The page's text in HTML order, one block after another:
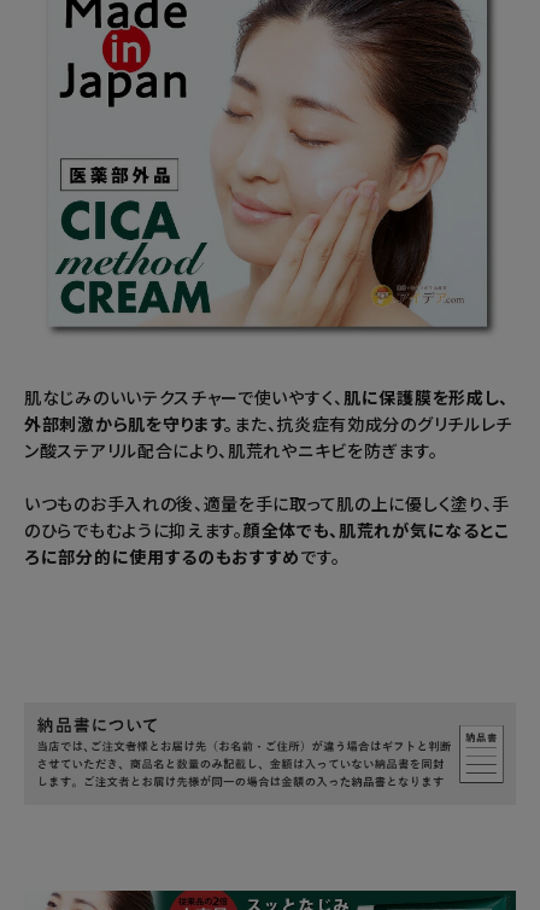
肌なじみのいいテクスチャーで使いやすく、肌に保護膜を形成し、
外部刺激から肌を守ります。 また、抗炎症有効成分のグリチルレチ
ン酸ステアリル配合により、肌荒れやニキビを防ぎます。
いつものお手入れの後、適量を手に取って肌の上に優しく塗り、手
のひらでもむように抑えます。顔全体でも、肌荒れが気になるとこ
ろに部分的に使用するのもおすすめです。